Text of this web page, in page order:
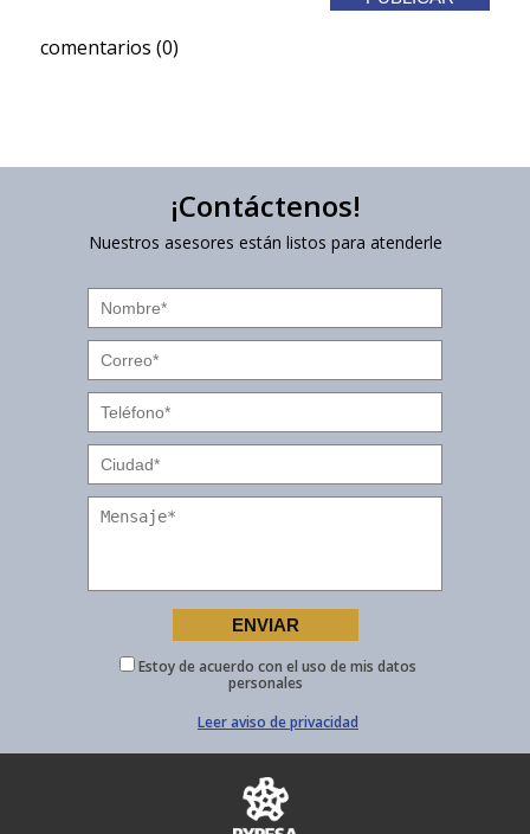
comentarios (0)
¡Contáctenos!
Nuestros asesores están listos para atenderle
Estoy de acuerdo con el uso de mis datos
personales
Leer aviso de privacidad